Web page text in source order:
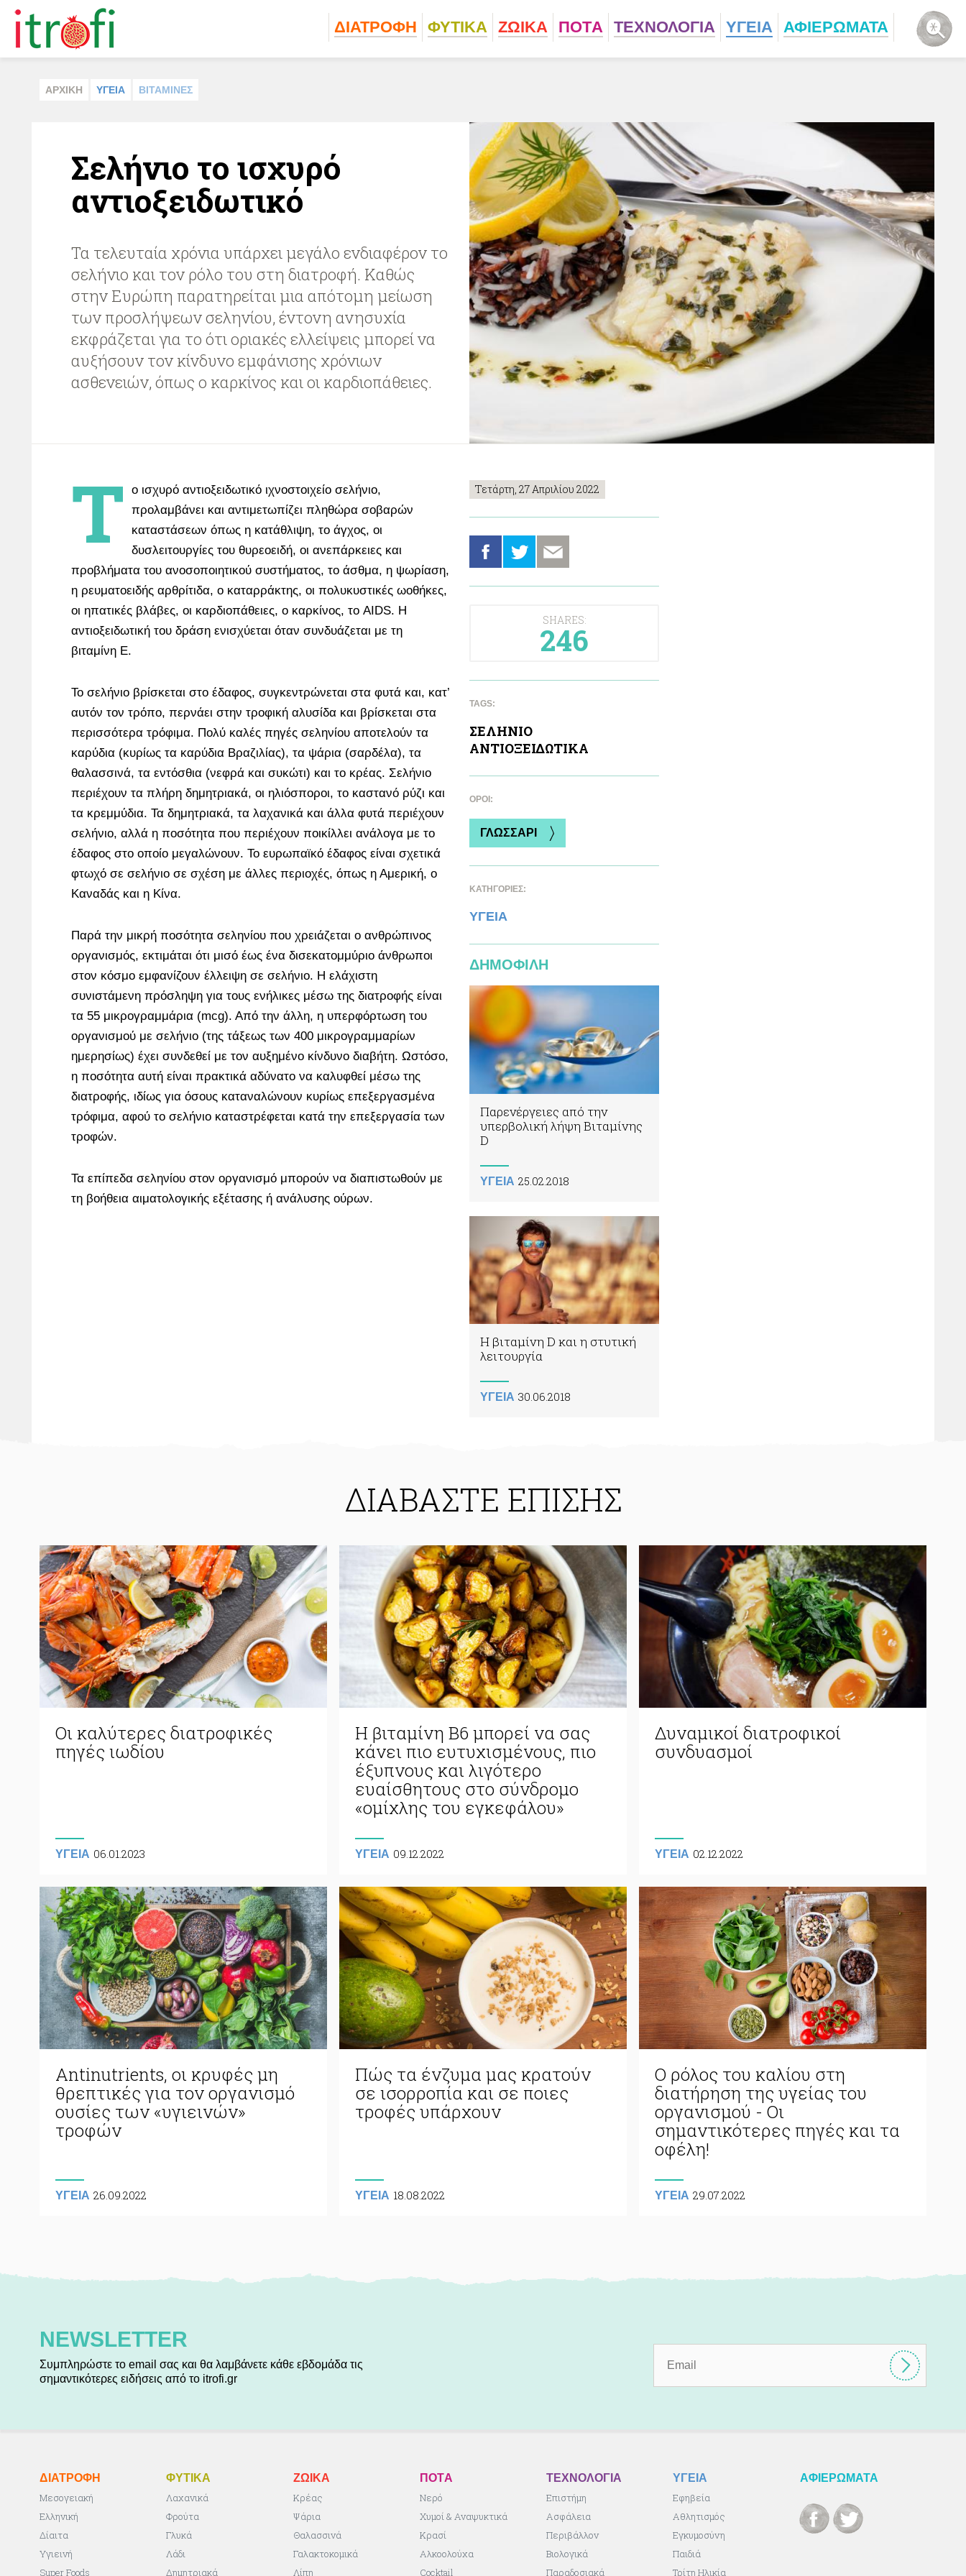
ΔΙΑΤΡΟΦΗ ΦΥΤΙΚA ΖΩΙΚA ΠΟΤA ΤΕΧΝΟΛΟΓΙΑ ΥΓΕΙΑ ΑΦΙΕΡΩΜΑΤΑ
ΑΡΧΙΚΗ ΥΓΕΙΑ ΒΙΤΑΜΙΝΕΣ
Σελήνιο το ισχυρό
αντιοξειδωτικό
Τα τελευταία χρόνια υπάρχει μεγάλο ενδιαφέρον το
σελήνιο και τον ρόλο του στη διατροφή. Καθώς
στην Ευρώπη παρατηρείται μια απότομη μείωση
των προσλήψεων σεληνίου, έντονη ανησυχία
εκφράζεται για το ότι οριακές ελλείψεις μπορεί να
αυξήσουν τον κίνδυνο εμφάνισης χρόνιων
ασθενειών, όπως ο καρκίνος και οι καρδιοπάθειες.
Τετάρτη, 27 Απριλίου 2022
SHARES:
246
Τ
ο ισχυρό αντιοξειδωτικό ιχνοστοιχείο σελήνιο,
προλαμβάνει και αντιμετωπίζει πληθώρα σοβαρών
καταστάσεων όπως η κατάθλιψη, το άγχος, οι
δυσλειτουργίες του θυρεοειδή, οι ανεπάρκειες και
προβλήματα του ανοσοποιητικού συστήματος, το άσθμα, η ψωρίαση,
η ρευματοειδής αρθρίτιδα, ο καταρράκτης, οι πολυκυστικές ωοθήκες,
οι ηπατικές βλάβες, οι καρδιοπάθειες, ο καρκίνος, το AIDS. Η
αντιοξειδωτική του δράση ενισχύεται όταν συνδυάζεται με τη
βιταμίνη Ε.
Το σελήνιο βρίσκεται στο έδαφος, συγκεντρώνεται στα φυτά και, κατ’
αυτόν τον τρόπο, περνάει στην τροφική αλυσίδα και βρίσκεται στα
περισσότερα τρόφιμα. Πολύ καλές πηγές σεληνίου αποτελούν τα
καρύδια (κυρίως τα καρύδια Βραζιλίας), τα ψάρια (σαρδέλα), τα
θαλασσινά, τα εντόσθια (νεφρά και συκώτι) και το κρέας. Σελήνιο
περιέχουν τα πλήρη δημητριακά, οι ηλιόσποροι, το καστανό ρύζι και
τα κρεμμύδια. Τα δημητριακά, τα λαχανικά και άλλα φυτά περιέχουν
σελήνιο, αλλά η ποσότητα που περιέχουν ποικίλλει ανάλογα με το
έδαφος στο οποίο μεγαλώνουν. Το ευρωπαϊκό έδαφος είναι σχετικά
φτωχό σε σελήνιο σε σχέση με άλλες περιοχές, όπως η Αμερική, ο
Καναδάς και η Κίνα.
Παρά την μικρή ποσότητα σεληνίου που χρειάζεται ο ανθρώπινος
οργανισμός, εκτιμάται ότι μισό έως ένα δισεκατομμύριο άνθρωποι
στον κόσμο εμφανίζουν έλλειψη σε σελήνιο. Η ελάχιστη
συνιστάμενη πρόσληψη για τους ενήλικες μέσω της διατροφής είναι
τα 55 μικρογραμμάρια (mcg). Από την άλλη, η υπερφόρτωση του
οργανισμού με σελήνιο (της τάξεως των 400 μικρογραμμαρίων
ημερησίως) έχει συνδεθεί με τον αυξημένο κίνδυνο διαβήτη. Ωστόσο,
η ποσότητα αυτή είναι πρακτικά αδύνατο να καλυφθεί μέσω της
διατροφής, ιδίως για όσους καταναλώνουν κυρίως επεξεργασμένα
τρόφιμα, αφού το σελήνιο καταστρέφεται κατά την επεξεργασία των
τροφών.
Τα επίπεδα σεληνίου στον οργανισμό μπορούν να διαπιστωθούν με
τη βοήθεια αιματολογικής εξέτασης ή ανάλυσης ούρων.
TAGS:
ΣΕΛΗΝΙΟ
ΑΝΤΙΟΞΕΙΔΩΤΙΚA
ΌΡΟΙ:
ΓΛΩΣΣΑΡΙ
ΚΑΤΗΓΟΡΙΕΣ:
ΥΓΕΙΑ
ΔΗΜΟΦΙΛΗ
Παρενέργειες από την
υπερβολική λήψη Βιταμίνης
D
ΥΓΕΙΑ 25.02.2018
Η βιταμίνη D και η στυτική
λειτουργία
ΥΓΕΙΑ 30.06.2018
ΔΙΑΒΑΣΤΕ ΕΠΙΣΗΣ
Οι καλύτερες διατροφικές
πηγές ιωδίου
ΥΓΕΙΑ 06.01.2023
Η βιταμίνη Β6 μπορεί να σας
κάνει πιο ευτυχισμένους, πιο
έξυπνους και λιγότερο
ευαίσθητους στο σύνδρομο
«ομίχλης του εγκεφάλου»
ΥΓΕΙΑ 09.12.2022
Δυναμικοί διατροφικοί
συνδυασμοί
ΥΓΕΙΑ 02.12.2022
Antinutrients, οι κρυφές μη
θρεπτικές για τον οργανισμό
ουσίες των «υγιεινών»
τροφών
ΥΓΕΙΑ 26.09.2022
Πώς τα ένζυμα μας κρατούν
σε ισορροπία και σε ποιες
τροφές υπάρχουν
ΥΓΕΙΑ 18.08.2022
Ο ρόλος του καλίου στη
διατήρηση της υγείας του
οργανισμού - Οι
σημαντικότερες πηγές και τα
οφέλη!
ΥΓΕΙΑ 29.07.2022
NEWSLETTER
Συμπληρώστε το email σας και θα λαμβάνετε κάθε εβδομάδα τις
σημαντικότερες ειδήσεις από το itrofi.gr
ΔΙΑΤΡΟΦΗ
Μεσογειακή
Ελληνική
Δίαιτα
Υγιεινή
Super Foods
ΦΥΤΙΚA
Λαχανικά
Φρούτα
Γλυκά
Λάδι
Δημητριακά
ΖΩΙΚA
Κρέας
Ψάρια
Θαλασσινά
Γαλακτοκομικά
Λίπη
ΠΟΤA
Νερό
Χυμοί & Αναψυκτικά
Κρασί
Αλκοολούχα
Cocktail
ΤΕΧΝΟΛΟΓΙΑ
Επιστήμη
Ασφάλεια
Περιβάλλον
Βιολογικά
Παραδοσιακά
ΥΓΕΙΑ
Εφηβεία
Αθλητισμός
Εγκυμοσύνη
Παιδιά
Τρίτη Ηλικία
ΑΦΙΕΡΩΜΑΤΑ